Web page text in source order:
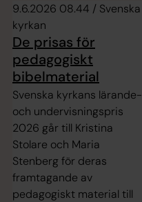
9.6.2026 08.44 / Svenska
kyrkan
De prisas för
pedagogiskt
bibelmaterial
Svenska kyrkans lärande-
och undervisningspris
2026 går till Kristina
Stolare och Maria
Stenberg för deras
framtagande av
pedagogiskt material till